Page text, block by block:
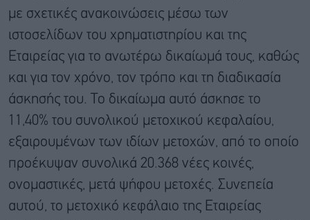
με σχετικές ανακοινώσεις μέσω των
ιστοσελίδων του χρηματιστηρίου και της
Εταιρείας για το ανωτέρω δικαίωμά τους, καθώς
και για τον χρόνο, τον τρόπο και τη διαδικασία
άσκησής του. Το δικαίωμα αυτό άσκησε το
11,40% του συνολικού μετοχικού κεφαλαίου,
εξαιρουμένων των ιδίων μετοχών, από το οποίο
προέκυψαν συνολικά 20.368 νέες κοινές,
ονομαστικές, μετά ψήφου μετοχές. Συνεπεία
αυτού, το μετοχικό κεφάλαιο της Εταιρείας